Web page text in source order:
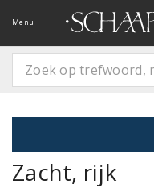
Menu
Zacht, rijk